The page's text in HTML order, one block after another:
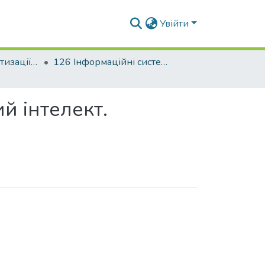
Увійти
Факультет автоматизації і інформаційних технологій
126 Інформаційні системи та технології. Штучний інтелект. Когнітивні технології
інтелект.